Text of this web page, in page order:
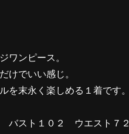
ワンピース。
けでいい感じ。
を末永く楽しめる１着です。
スト１０２ ウエスト７２